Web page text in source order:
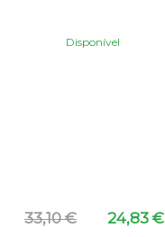
Disponível
17,15 € 12,86 €